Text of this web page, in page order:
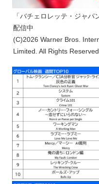
「バチェロレッテ・ジャ
配信中
(C)2026 Warner Bros.
Limited. All Rights Reserved.